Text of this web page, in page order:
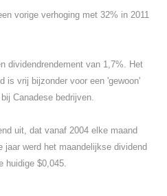
vorige verhoging met 32% in 2011
dividendrendement van 1,7%. Het
is vrij bijzonder voor een 'gewoon'
Canadese bedrijven.
uit, dat vanaf 2004 elke maand
jaar werd het maandelijkse dividend
huidige $0,045.